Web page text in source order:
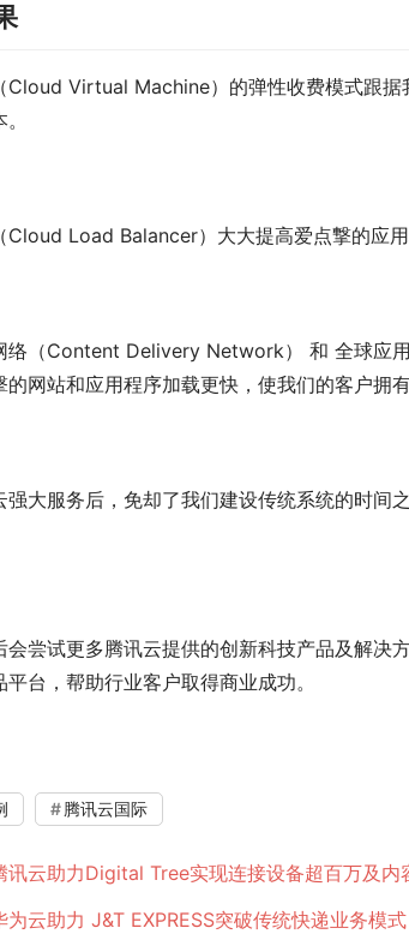
Cloud Virtual Machine）的弹性收费模式跟
Cloud Load Balancer）大大提高爱点撃的应
络（Content Delivery Network） 和 全球
的网站和应用程序加载更快，使我们的客户拥
强大服务后，免却了我们建设传统系统的时间
会尝试更多腾讯云提供的创新科技产品及解决
台，帮助行业客户取得商业成功。
腾讯云国际
讯云助力Digital Tree实现连接设备超百万及内
为云助力 J&T EXPRESS突破传统快递业务模式